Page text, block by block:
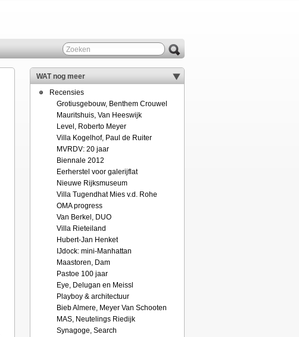
WAT nog meer
Recensies
Grotiusgebouw, Benthem Crouwel
Mauritshuis, Van Heeswijk
Level, Roberto Meyer
Villa Kogelhof, Paul de Ruiter
MVRDV: 20 jaar
Biennale 2012
Eerherstel voor galerijflat
Nieuwe Rijksmuseum
Villa Tugendhat Mies v.d. Rohe
OMA progress
Van Berkel, DUO
Villa Rieteiland
Hubert-Jan Henket
IJdock: mini-Manhattan
Maastoren, Dam
Pastoe 100 jaar
Eye, Delugan en Meissl
Playboy & architectuur
Bieb Almere, Meyer Van Schooten
MAS, Neutelings Riedijk
Synagoge, Search